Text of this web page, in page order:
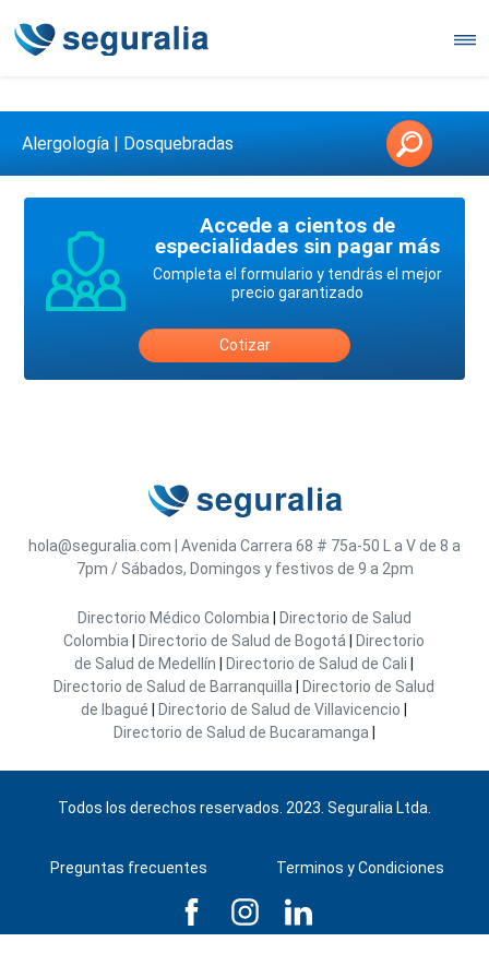
Contáctanos en 3147146006
Alergología | Dosquebradas
Accede a cientos de
especialidades sin pagar más
Completa el formulario y tendrás el mejor
precio garantizado
Cotizar
hola@seguralia.com Avenida Carrera 68 # 75a-50
L a V de 8 a
7pm / Sábados, Domingos y festivos de 9 a 2pm
Directorio Médico Colombia
Directorio de Salud
Colombia
Directorio de Salud de Bogotá
Directorio
de Salud de Medellín
Directorio de Salud de Cali
Directorio de Salud de Barranquilla
Directorio de Salud
de Ibagué
Directorio de Salud de Villavicencio
Directorio de Salud de Bucaramanga
Todos los derechos reservados. 2023. Seguralia Ltda.
Preguntas frecuentes Terminos y Condiciones